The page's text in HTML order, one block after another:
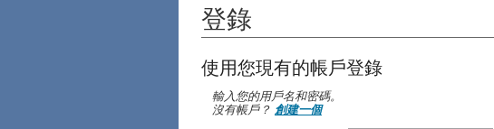
登錄
使用您現有的帳戶登錄
輸入您的用戶名和密碼。
沒有帳戶？ 創建一個